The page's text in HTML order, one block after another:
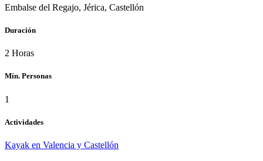
Embalse del Regajo, Jérica, Castellón
Duración
2 Horas
Mín. Personas
1
Actividades
Kayak en Valencia y Castellón